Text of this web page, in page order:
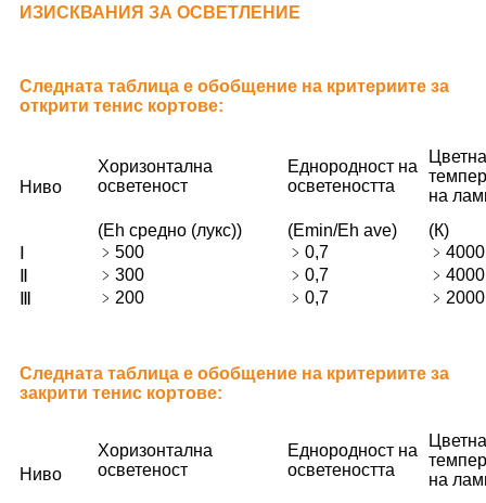
ИЗИСКВАНИЯ ЗА ОСВЕТЛЕНИЕ
Следната таблица е обобщение на критериите за
открити тенис кортове:
Ниво
Хоризонтална
осветеност
Еднородност на
осветеността
Цветна
на
(Eh средно (лукс))
(Emin/Eh ave)
(К)
﹥ 500 ﹥ 0,7 ﹥ 4000
﹥ 300 ﹥ 0,7 ﹥ 4000
﹥ 200 ﹥ 0,7 ﹥ 2000
Следната таблица е обобщение на критериите за
закрити тенис кортове:
Ниво
Хоризонтална
осветеност
Еднородност на
осветеността
Цветна
на